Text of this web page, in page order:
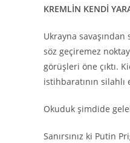
KREMLİN KENDİ
Ukrayna
söz geçiremez
görüşleri öne çıktı.
istihbaratının
Okuduk şimdide
Sanırsınız ki Putin